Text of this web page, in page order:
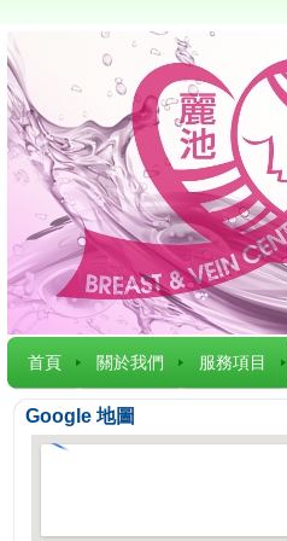
首頁 關於我們 服務項目
Google 地圖